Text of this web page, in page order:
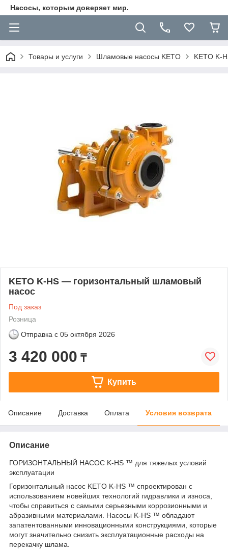
Насосы, которым доверяет мир.
Товары и услуги Шламовые насосы KETO KETO K-
KETO K-HS — горизонтальный шламовый
насос
Под заказ
Розница
Отправка с 05 октября 2026
3 420 000 ₸
Купить
Описание Доставка Оплата Условия возврата
Описание
ГОРИЗОНТАЛЬНЫЙ НАСОС K-HS ™ для тяжелых условий
эксплуатации
Горизонтальный насос KETO K-HS ™ спроектирован с
использованием новейших технологий гидравлики и износа,
чтобы справиться с самыми серьезными коррозионными и
абразивными материалами. Насосы K-HS ™ обладают
запатентованными инновационными конструкциями, которые
могут значительно снизить эксплуатационные расходы на
перекачку шлама.